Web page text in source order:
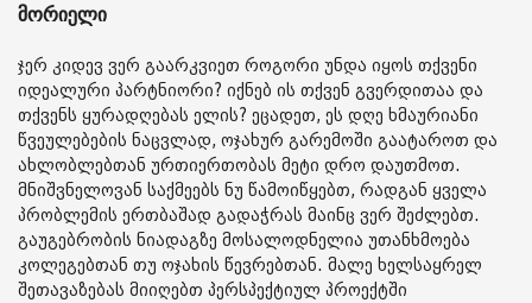
მორიელი
ჯერ კიდევ ვერ გაარკვიეთ როგორი უნდა იყოს თქვენი
იდეალური პარტნიორი? იქნებ ის თქვენ გვერდითაა და
თქვენს ყურადღებას ელის? ეცადეთ, ეს დღე ხმაურიანი
წვეულებების ნაცვლად, ოჯახურ გარემოში გაატაროთ და
ახლობლებთან ურთიერთობას მეტი დრო დაუთმოთ.
მნიშვნელოვან საქმეებს ნუ წამოიწყებთ, რადგან ყველა
პრობლემის ერთბაშად გადაჭრას მაინც ვერ შეძლებთ.
გაუგებრობის ნიადაგზე მოსალოდნელია უთანხმოება
კოლეგებთან თუ ოჯახის წევრებთან. მალე ხელსაყრელ
შეთავაზებას მიიღებთ პერსპექტიულ პროექტში